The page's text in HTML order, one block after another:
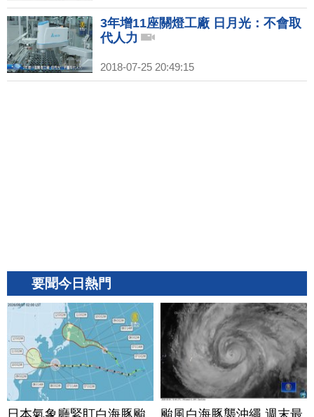
3年增11座關燈工廠 日月光：不會取
代人力
2018-07-25 20:49:15
要聞今日熱門
日本氣象廳緊盯白海豚颱
颱風白海豚襲沖繩 週末最